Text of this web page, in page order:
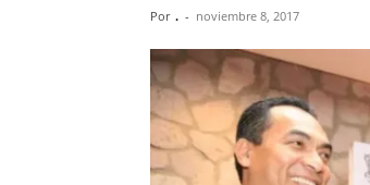
Por . - noviembre 8, 2017